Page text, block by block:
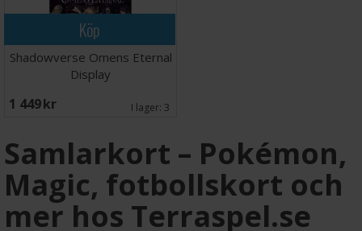
Köp
Shadowverse Omens Eternal
Display
1 449 SEK I lager: 3
Samlarkort – Pokémon,
Magic, fotbollskort och
mer hos Terraspel.se